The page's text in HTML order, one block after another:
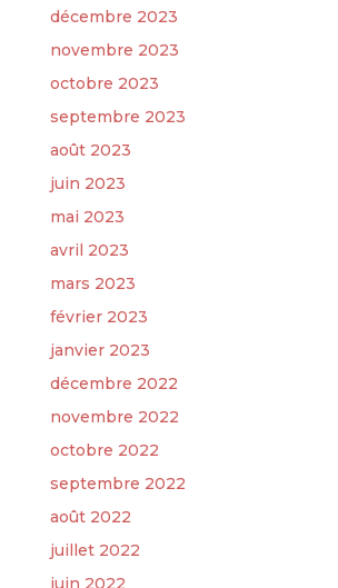
décembre 2023
novembre 2023
octobre 2023
septembre 2023
août 2023
juin 2023
mai 2023
avril 2023
mars 2023
février 2023
janvier 2023
décembre 2022
novembre 2022
octobre 2022
septembre 2022
août 2022
juillet 2022
juin 2022